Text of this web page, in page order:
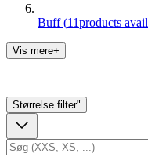
Buff (11products
Vis mere+
Størrelse filter"